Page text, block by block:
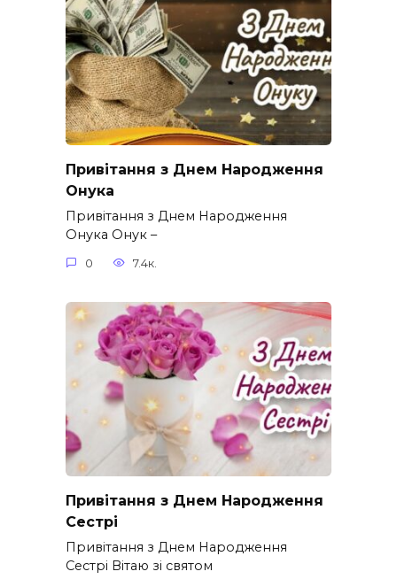
Привітання з Днем Народження
Онука
Привітання з Днем Народження
Онука Онук –
0 7.4к.
Привітання з Днем Народження
Сестрі
Привітання з Днем Народження
Сестрі Вітаю зі святом